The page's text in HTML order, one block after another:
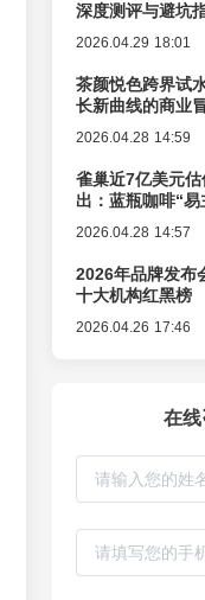
深度测评与避坑
2026.04.29 18:01
茶颜悦色跨界试
长新曲线的商业
2026.04.28 14:59
雀巢近7亿美元
出：蓝瓶咖啡“
2026.04.28 14:57
2026年品牌发布
十大机构红黑榜
2026.04.26 17:46
在